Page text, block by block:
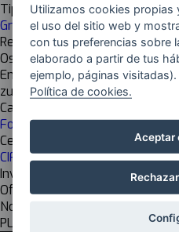
Tipología
Grado Superior (FP)
Responsable
Oskar Gisasola Burgos
Email
zuzendaria@uni.eus
Cadena de valor
Formación
Centro de investigación
CIFP UNI EIBAR-ERMUA LHII
Investigación
Off
Nombre del grupo EU
PLATAFORMA ANITZEKO
Utilizamos cookies propias
el uso del sitio web y
con tus preferencias sobre
elaborado a partir de tus
ejemplo, páginas visitadas).
Política de cookies.
Aceptar